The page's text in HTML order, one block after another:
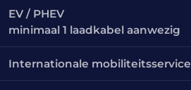
EV / PHEV
minimaal 1 laadkabel aanwezig
Internationale mobiliteitsservice